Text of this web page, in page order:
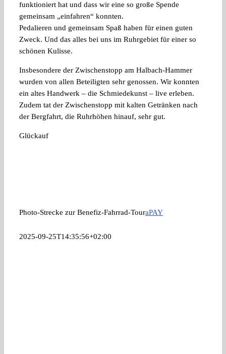
funktioniert hat und dass wir eine so große Spende
gemeinsam „einfahren“ konnten.
Pedalieren und gemeinsam Spaß haben für einen guten
Zweck. Und das alles bei uns im Ruhrgebiet für einer so
schönen Kulisse.
Insbesondere der Zwischenstopp am Halbach-Hammer
wurden von allen Beteiligten sehr genossen. Wir konnten
ein altes Handwerk – die Schmiedekunst – live erleben.
Zudem tat der Zwischenstopp mit kalten Getränken nach
der Bergfahrt, die Ruhrhöhen hinauf, sehr gut.
Glückauf
Photo-Strecke zur Benefiz-Fahrrad-TouraPAY
2025-09-25T14:35:56+02:00